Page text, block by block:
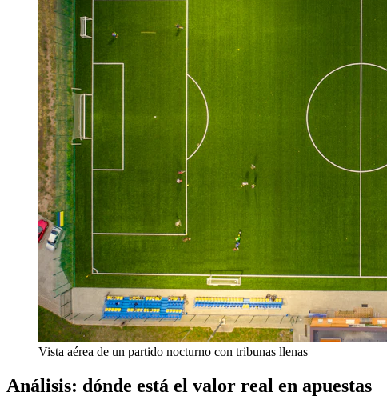
Vista aérea de un partido nocturno con tribunas llenas
Análisis: dónde está el valor real en apuestas